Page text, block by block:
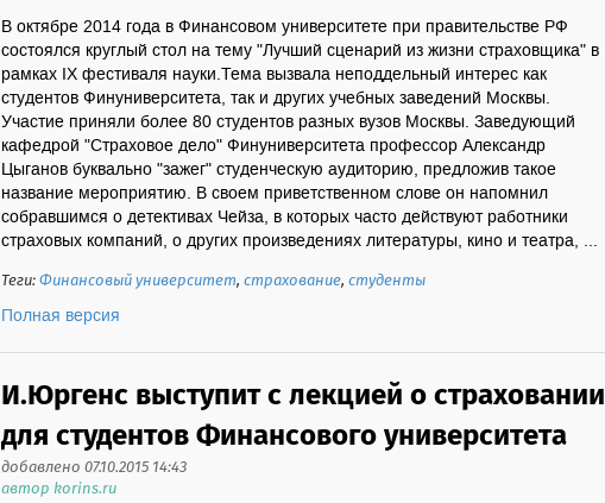
В октябре 2014 года в Финансовом университете при правительстве РФ
состоялся круглый стол на тему "Лучший сценарий из жизни страховщика" в
рамках IX фестиваля науки.Тема вызвала неподдельный интерес как
студентов Финуниверситета, так и других учебных заведений Москвы.
Участие приняли более 80 студентов разных вузов Москвы. Заведующий
кафедрой "Страховое дело" Финуниверситета профессор Александр
Цыганов буквально "зажег" студенческую аудиторию, предложив такое
название мероприятию. В своем приветственном слове он напомнил
собравшимся о детективах Чейза, в которых часто действуют работники
страховых компаний, о других произведениях литературы, кино и театра, ...
Теги:Финансовый университет,страхование,студенты
Полная версия
И.Юргенс выступит с лекцией о страховании
для студентов Финансового университета
добавлено 07.10.2015 14:43
автор korins.ru